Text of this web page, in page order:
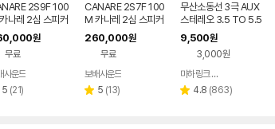
2S9F 100
나레 2심 스피커
블
원
무료
사운드
5 리
(21)
CANARE 2S7F 100
M 카나레 2심 스피커
케이블
260,000원
무료
보배사운드
별 5 리
(13)
무산소동선 3극 AUX
스테레오 3.5 TO 5.5
6.3 TRS 밸런스 케이
블 1.5M
9,500원
3,000원
페이
마하링크 공식스토어
별 4.8 리
(863)